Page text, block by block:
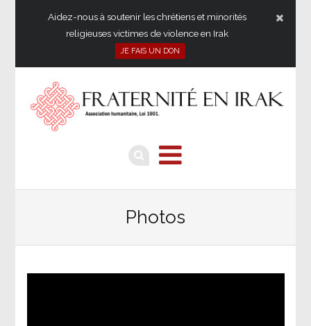
Aidez-nous à soutenir les chrétiens et minorités
religieuses victimes de violence en Irak
JE FAIS UN DON
Photos